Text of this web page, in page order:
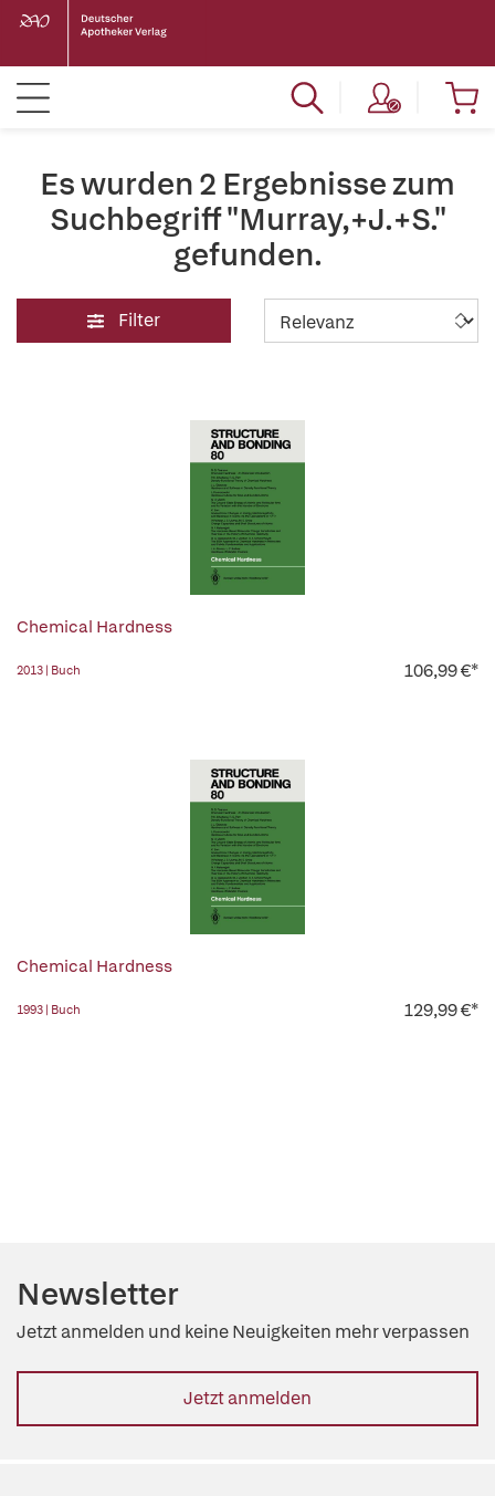
Es wurden 2 Ergebnisse zum
Suchbegriff "Murray,+J.+S."
gefunden.
Filter
Chemical Hardness
2013 | Buch 106,99 €*
Chemical Hardness
1993 | Buch 129,99 €*
Newsletter
Jetzt anmelden und keine Neuigkeiten mehr verpassen
Jetzt anmelden